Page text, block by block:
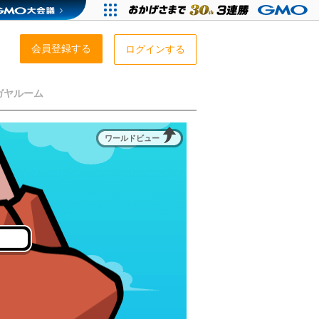
会員登録する ログインする
ヤルーム
ワールドビュー